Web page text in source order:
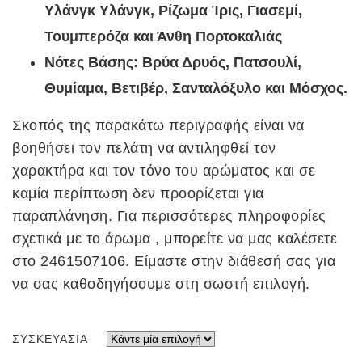
Υλάνγκ Υλάνγκ, Ρίζωμα Ίρις, Γιασεμί,
Τουμπερόζα και Άνθη Πορτοκαλιάς
Νότες Βάσης: Βρύα Δρυός, Πατσουλί,
Θυμίαμα, Βετιβέρ, Σανταλόξυλο και Μόσχος.
Σκοπός της παρακάτω περιγραφής είναι να
βοηθήσει τον πελάτη να αντιληφθεί τον
χαρακτήρα και τον τόνο του αρώματος και σε
καμία περίπτωση δεν προορίζεται για
παραπλάνηση. Για περισσότερες πληροφορίες
σχετικά με το άρωμα , μπορείτε να μας καλέσετε
στο 2461507106. Είμαστε στην διάθεσή σας για
να σας καθοδηγήσουμε στη σωστή επιλογή.
ΣΥΣΚΕΥΑΣΊΑ